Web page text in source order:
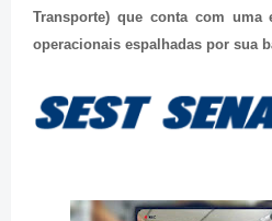
Transporte) que conta com uma
operacionais espalhadas por sua